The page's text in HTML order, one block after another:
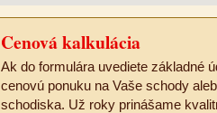
Cenová kalkulácia
Ak do formulára uvediete základné
cenovú ponuku na Vaše schody
schodiska. Už roky prinášame